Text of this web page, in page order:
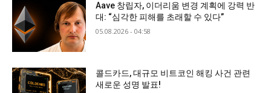
Aave 창립자, 이더리움 변경 계획에 강력 반
대: “심각한 피해를 초래할 수 있다”
05.08.2026 - 04:58
콜드카드, 대규모 비트코인 해킹 사건 관련
새로운 성명 발표!